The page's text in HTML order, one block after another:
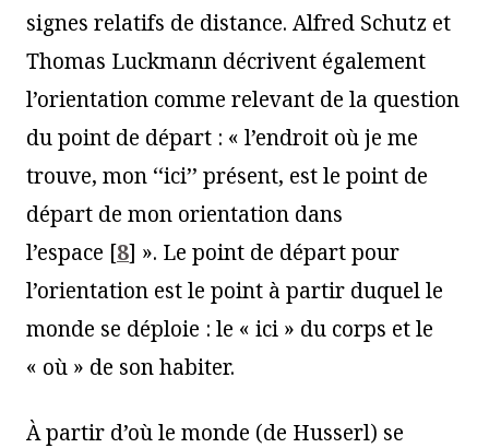
signes relatifs de distance. Alfred Schutz et
Thomas Luckmann décrivent également
l’orientation comme relevant de la question
du point de départ : « l’endroit où je me
trouve, mon ‘‘ici’’ présent, est le point de
départ de mon orientation dans
l’espace [8] ». Le point de départ pour
l’orientation est le point à partir duquel le
monde se déploie : le « ici » du corps et le
« où » de son habiter.
À partir d’où le monde (de Husserl) se